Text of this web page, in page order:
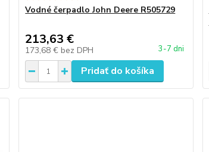
Vodné čerpadlo John Deere R505729
213,63 €
173,68 € bez DPH 3-7 dni
Pridať do košíka